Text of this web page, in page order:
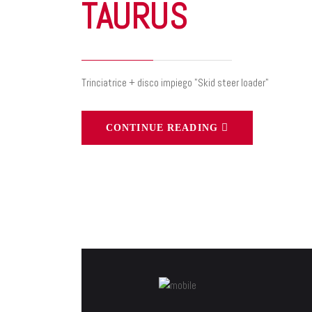
TAURUS
Trinciatrice + disco impiego "Skid steer loader"
CONTINUE READING